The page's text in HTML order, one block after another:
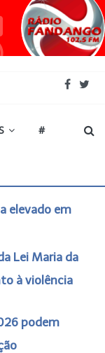
#
elevado em
Lei Maria da
à violência
podem